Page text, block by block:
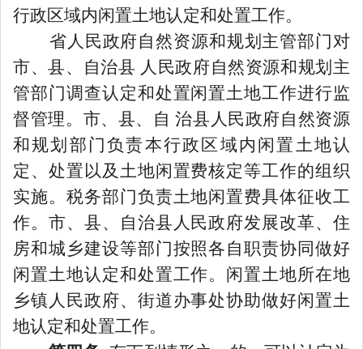
行政区域内闲置土地认定和处置工作。
省人民政府自然资源和规划主管部门对
市、县、自治县 人民政府自然资源和规划主
管部门调查认定和处置闲置土地工作进行监
督管理。市、县、自 治县人民政府自然资源
和规划部门负责本行政区域内闲置土地认
定、处置以及土地闲置费核定等工作的组织
实施。税务部门负责土地闲置费具体征收工
作。市、县、自治县人民政府发展改革、住
房和城乡建设等部门按照各自职责协同做好
闲置土地认定和处置工作。闲置土地所在地
乡镇人民政府、街道办事处协助做好闲置土
地认定和处置工作。